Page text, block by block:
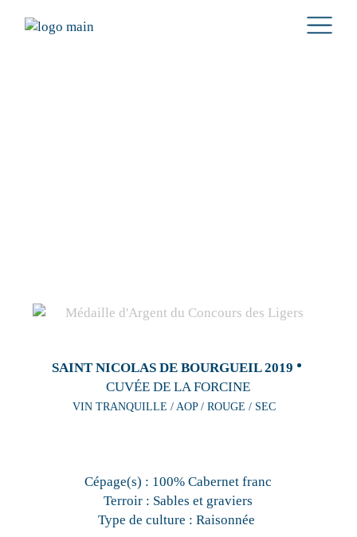
SAINT NICOLAS DE BOURGUEIL 2019
CUVÉE DE LA FORCINE
VIN TRANQUILLE / AOP / ROUGE / SEC
Cépage(s) : 100% Cabernet franc
Terroir : Sables et graviers
Type de culture : Raisonnée